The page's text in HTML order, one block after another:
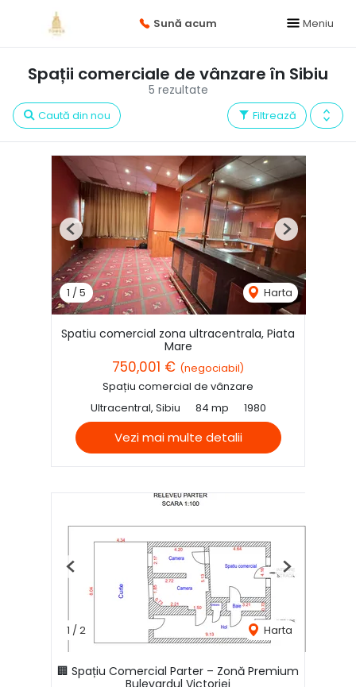
Sună acum Meniu
5 rezultate
Spații comerciale de vânzare în Sibiu
Filtrează
Caută din nou
1 /5 Harta
Previous Next
Spatiu comercial zona ultracentrala, Piata
Mare
750,001 € (negociabil)
Spațiu comercial de vânzare
Ultracentral, Sibiu
84 mp 1980
Vezi mai multe detalii
1 /2 Harta
Previous Next
🏢 Spațiu Comercial Parter – Zonă Premium
Bulevardul Victoriei